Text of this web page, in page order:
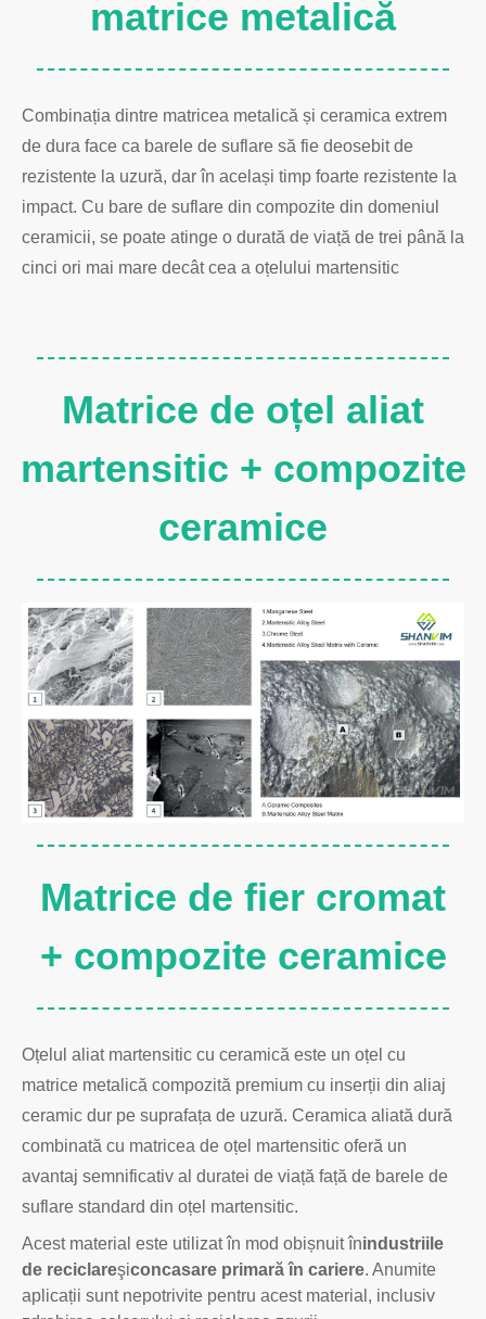
matrice metalică
Combinația dintre matricea metalică și ceramica extrem
de dura face ca barele de suflare să fie deosebit de
rezistente la uzură, dar în același timp foarte rezistente la
impact. Cu bare de suflare din compozite din domeniul
ceramicii, se poate atinge o durată de viață de trei până la
cinci ori mai mare decât cea a oțelului martensitic
Matrice de oțel aliat
martensitic + compozite
ceramice
Matrice de fier cromat
+ compozite ceramice
Oțelul aliat martensitic cu ceramică este un oțel cu
matrice metalică compozită premium cu inserții din aliaj
ceramic dur pe suprafața de uzură. Ceramica aliată dură
combinată cu matricea de oțel martensitic oferă un
avantaj semnificativ al duratei de viață față de barele de
suflare standard din oțel martensitic.
Acest material este utilizat în mod obișnuit înindustriile
de reciclareşiconcasare primară în cariere. Anumite
aplicații sunt nepotrivite pentru acest material, inclusiv